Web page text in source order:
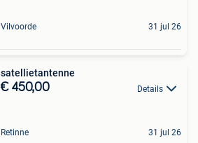
Vilvoorde 31 jul 26
satellietantenne
€ 450,00 Details
Retinne 31 jul 26